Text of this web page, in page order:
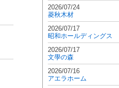
2026/07/24
菱秋木材
2026/07/17
昭和ホールディングス
2026/07/17
文學の森
2026/07/16
アエラホーム